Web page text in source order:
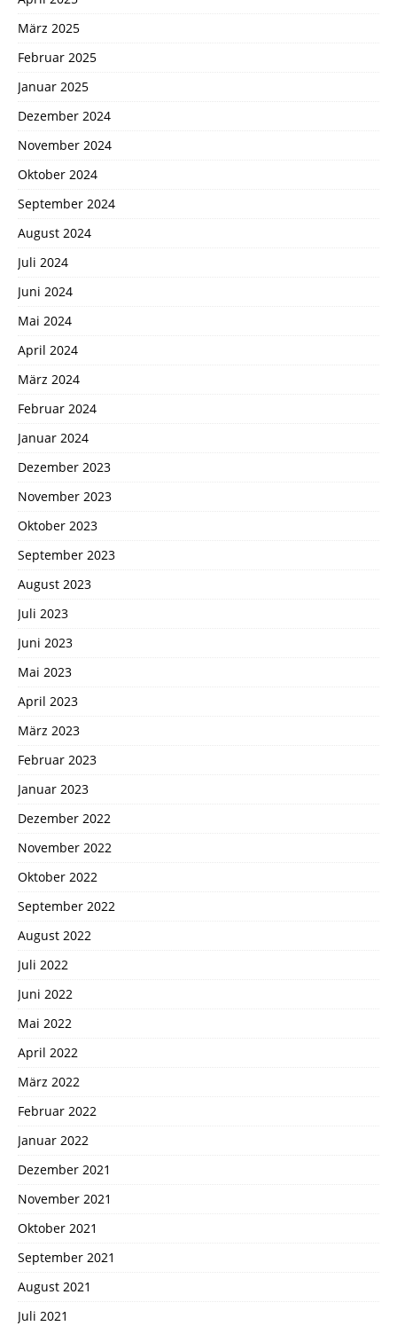
März 2025
Februar 2025
Januar 2025
Dezember 2024
November 2024
Oktober 2024
September 2024
August 2024
Juli 2024
Juni 2024
Mai 2024
April 2024
März 2024
Februar 2024
Januar 2024
Dezember 2023
November 2023
Oktober 2023
September 2023
August 2023
Juli 2023
Juni 2023
Mai 2023
April 2023
März 2023
Februar 2023
Januar 2023
Dezember 2022
November 2022
Oktober 2022
September 2022
August 2022
Juli 2022
Juni 2022
Mai 2022
April 2022
März 2022
Februar 2022
Januar 2022
Dezember 2021
November 2021
Oktober 2021
September 2021
August 2021
Juli 2021